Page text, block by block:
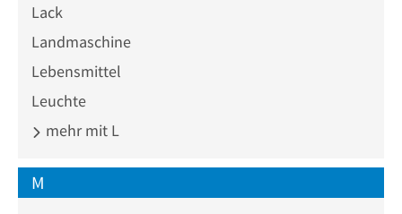
Lack
Landmaschine
Lebensmittel
Leuchte
mehr mit L
M